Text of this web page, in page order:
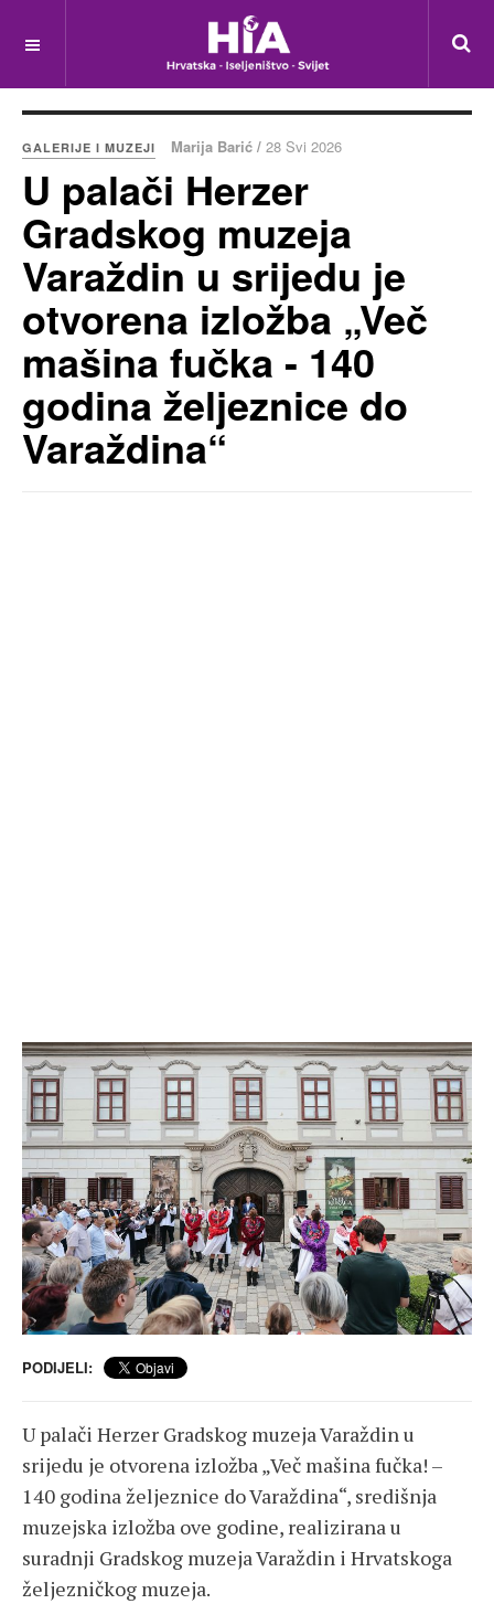
GALERIJE I MUZEJI Marija Barić / 28 Svi 2026
U palači Herzer
Gradskog muzeja
Varaždin u srijedu je
otvorena izložba „Več
mašina fučka - 140
godina željeznice do
Varaždina“
PODIJELI:
U palači Herzer Gradskog muzeja Varaždin u
srijedu je otvorena izložba „Več mašina fučka! –
140 godina željeznice do Varaždina“, središnja
muzejska izložba ove godine, realizirana u
suradnji Gradskog muzeja Varaždin i Hrvatskoga
željezničkog muzeja.